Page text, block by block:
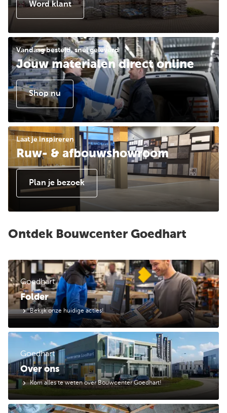
Word klant
Jouw materialen direct online
Vandaag besteld, snel geleverd
Shop nu
Ruw- & afbouwshowroom
Laat je inspireren
Plan je bezoek
Ontdek Bouwcenter Goedhart
Folder
Goedhart
Bekijk onze huidige acties!
Over ons
Goedhart
Kom alles te weten over Bouwcenter Goedhart!